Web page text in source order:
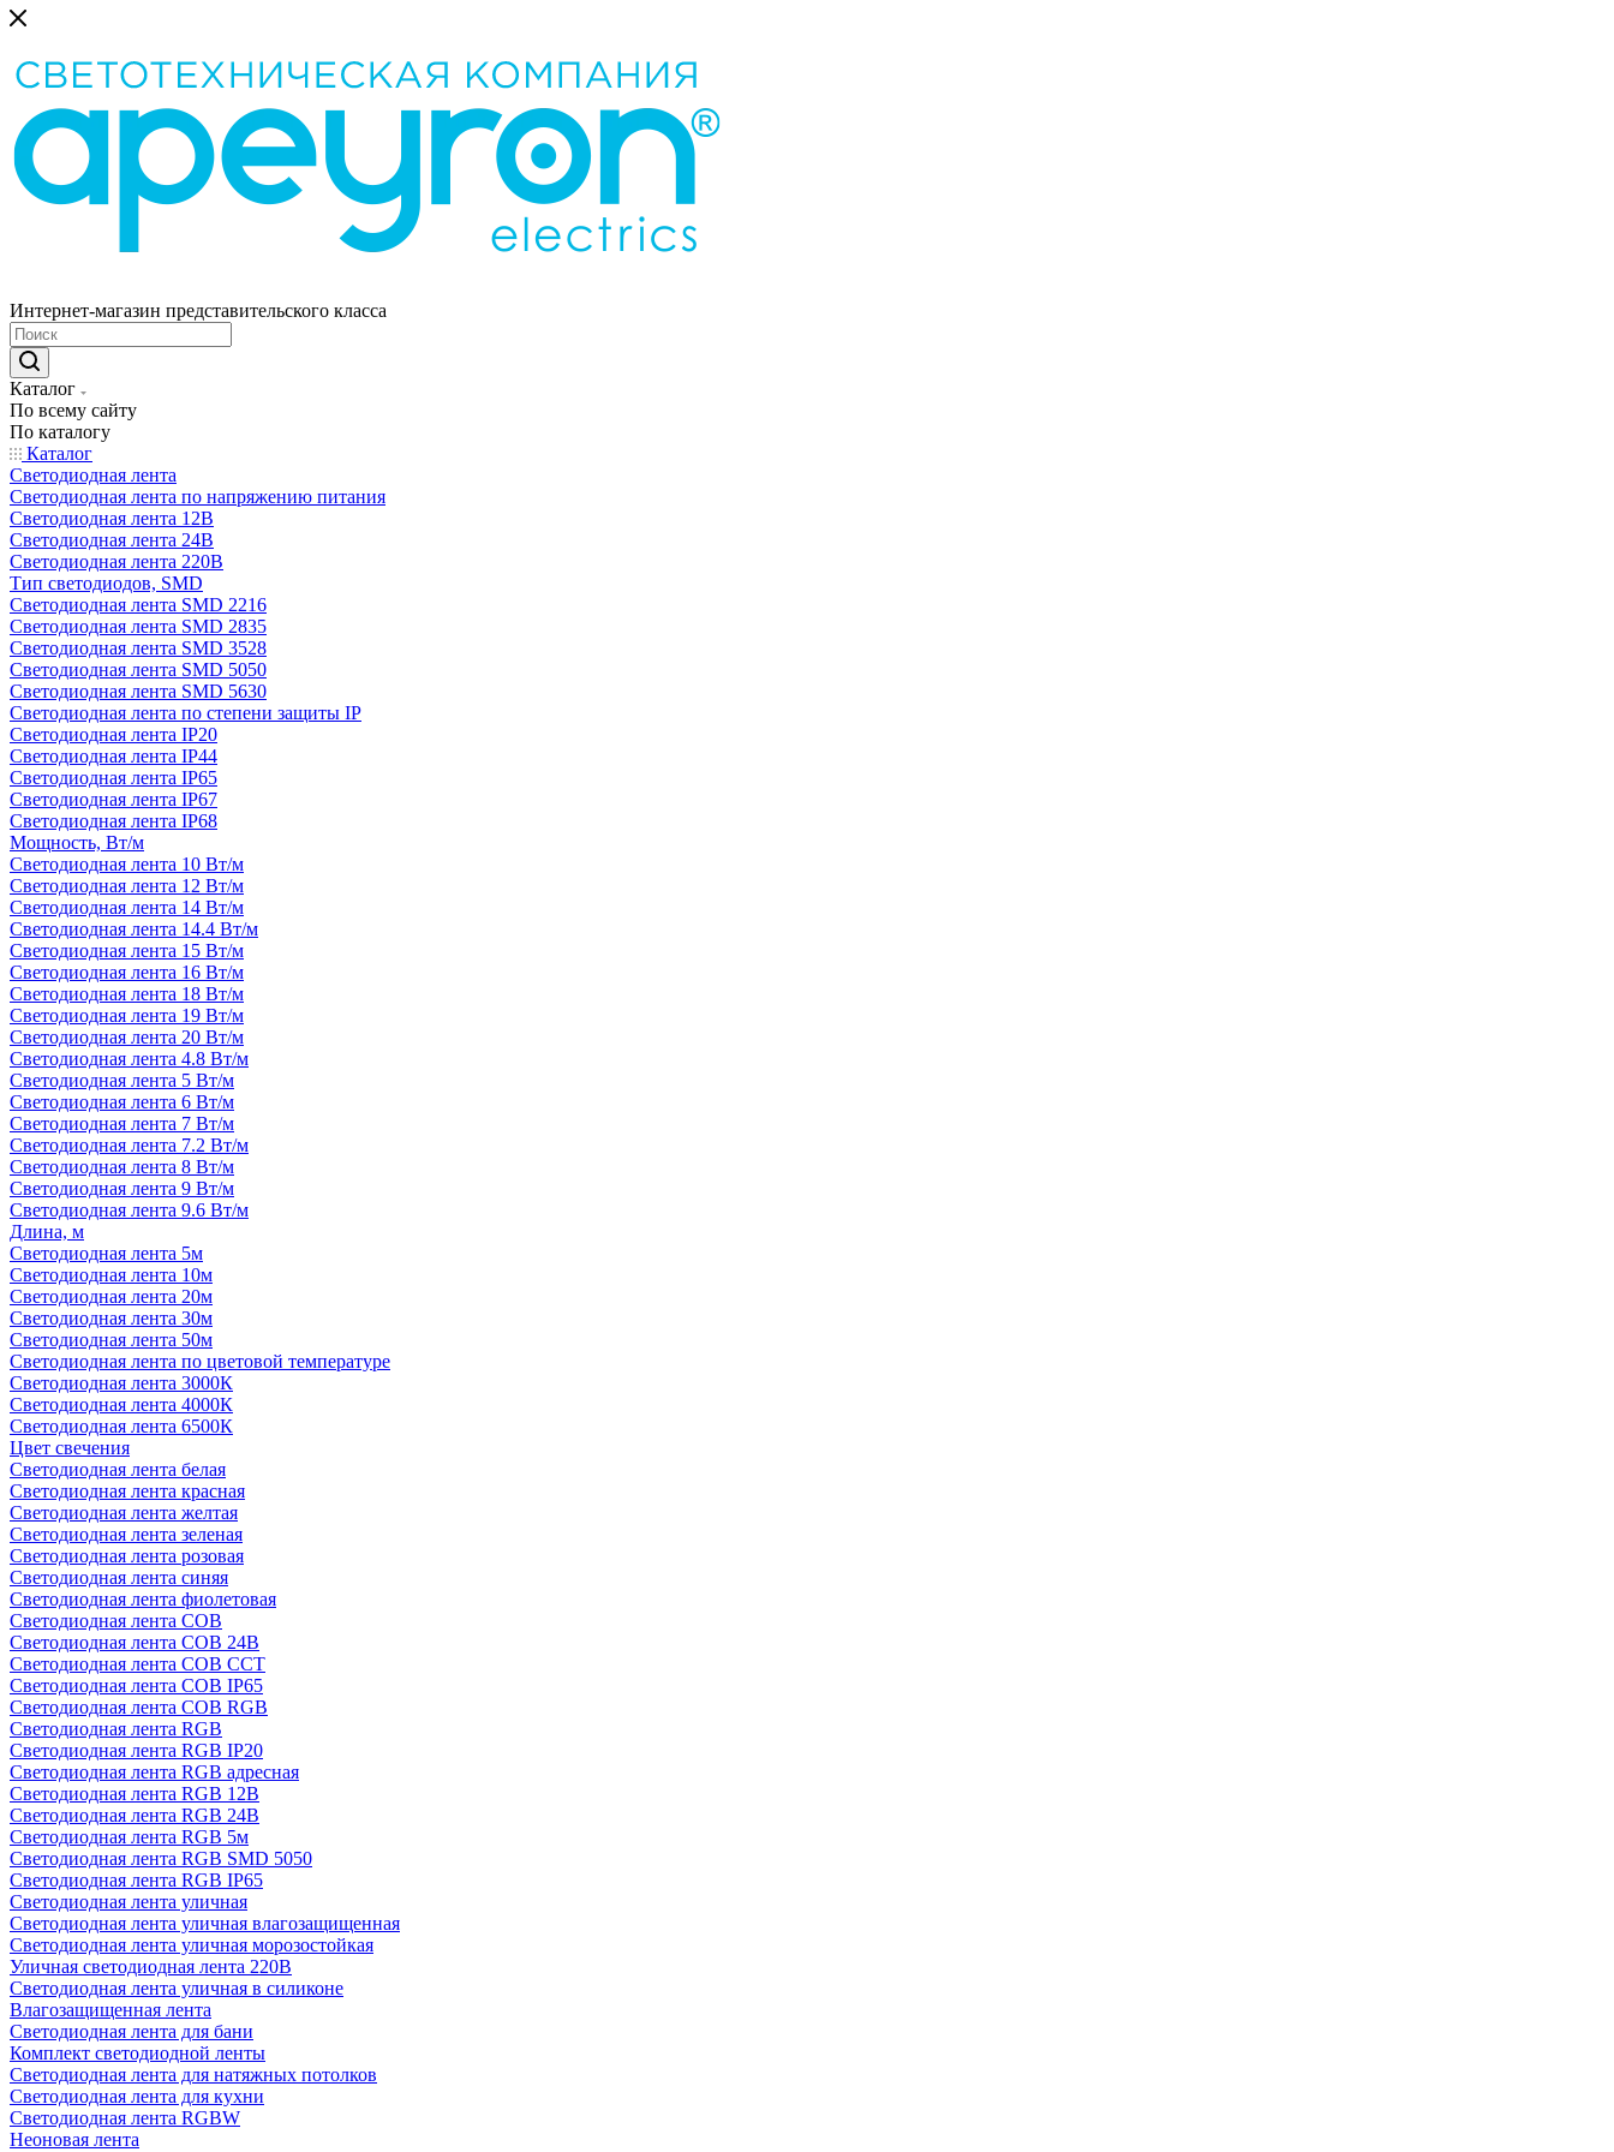
Интернет-магазин представительского класса
Каталог
По всему сайту
По каталогу
Каталог
Светодиодная лента
Светодиодная лента по напряжению питания
Светодиодная лента 12В
Светодиодная лента 24В
Светодиодная лента 220В
Тип светодиодов, SMD
Cветодиодная лента SMD 2216
Светодиодная лента SMD 2835
Светодиодная лента SMD 3528
Светодиодная лента SMD 5050
Светодиодная лента SMD 5630
Светодиодная лента по степени защиты IP
Светодиодная лента IP20
Светодиодная лента IP44
Светодиодная лента IP65
Светодиодная лента IP67
Светодиодная лента IP68
Мощность, Вт/м
Светодиодная лента 10 Вт/м
Светодиодная лента 12 Вт/м
Светодиодная лента 14 Вт/м
Светодиодная лента 14.4 Вт/м
Светодиодная лента 15 Вт/м
Светодиодная лента 16 Вт/м
Светодиодная лента 18 Вт/м
Светодиодная лента 19 Вт/м
Светодиодная лента 20 Вт/м
Светодиодная лента 4.8 Вт/м
Светодиодная лента 5 Вт/м
Светодиодная лента 6 Вт/м
Светодиодная лента 7 Вт/м
Светодиодная лента 7.2 Вт/м
Светодиодная лента 8 Вт/м
Светодиодная лента 9 Вт/м
Светодиодная лента 9.6 Вт/м
Длина, м
Светодиодная лента 5м
Светодиодная лента 10м
Светодиодная лента 20м
Светодиодная лента 30м
Светодиодная лента 50м
Светодиодная лента по цветовой температуре
Светодиодная лента 3000К
Светодиодная лента 4000К
Светодиодная лента 6500К
Цвет свечения
Светодиодная лента белая
Светодиодная лента красная
Светодиодная лента желтая
Светодиодная лента зеленая
Светодиодная лента розовая
Светодиодная лента синяя
Светодиодная лента фиолетовая
Светодиодная лента COB
Светодиодная лента COB 24В
Светодиодная лента COB CCT
Светодиодная лента COB IP65
Светодиодная лента COB RGB
Светодиодная лента RGB
Светодиодная лента RGB IP20
Светодиодная лента RGB адресная
Светодиодная лента RGB 12В
Светодиодная лента RGB 24В
Светодиодная лента RGB 5м
Светодиодная лента RGB SMD 5050
Светодиодная лента RGB IP65
Светодиодная лента уличная
Светодиодная лента уличная влагозащищенная
Светодиодная лента уличная морозостойкая
Уличная светодиодная лента 220В
Светодиодная лента уличная в силиконе
Влагозащищенная лента
Светодиодная лента для бани
Комплект светодиодной ленты
Светодиодная лента для натяжных потолков
Светодиодная лента для кухни
Светодиодная лента RGBW
Неоновая лента